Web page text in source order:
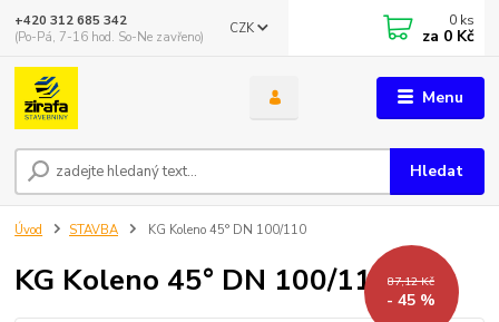
Menu
CZK
Hledat
+420 312 685 342
(Po-Pá, 7-16 hod. So-Ne zavřeno)
0 ks
za 0 Kč
Úvod STAVBA KG Koleno 45° DN 100/110
KG Koleno 45° DN 100/11087,12 Kč
- 45 %